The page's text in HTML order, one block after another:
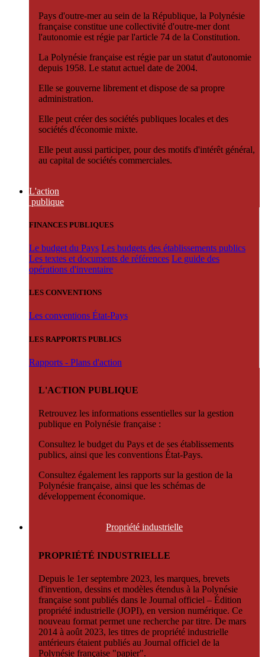
Pays d'outre-mer au sein de la République, la Polynésie
française constitue une collectivité d'outre-mer dont
l'autonomie est régie par l'article 74 de la Constitution.
La Polynésie française est régie par un statut d'autonomie
depuis 1958. Le statut actuel date de 2004.
Elle se gouverne librement et dispose de sa propre
administration.
Elle peut créer des sociétés publiques locales et des
sociétés d'économie mixte.
Elle peut aussi participer, pour des motifs d'intérêt général,
au capital de sociétés commerciales.
L'action
publique
FINANCES PUBLIQUES
Le budget du Pays Les budgets des établissements publics
Les textes et documents de références Le guide des
opérations d'inventaire
LES CONVENTIONS
Les conventions État-Pays
LES RAPPORTS PUBLICS
Rapports - Plans d'action
L'ACTION PUBLIQUE
Retrouvez les informations essentielles sur la gestion
publique en Polynésie française :
Consultez le budget du Pays et de ses établissements
publics, ainsi que les conventions État-Pays.
Consultez également les rapports sur la gestion de la
Polynésie française, ainsi que les schémas de
développement économique.
Propriété industrielle
PROPRIÉTÉ INDUSTRIELLE
Depuis le 1er septembre 2023, les marques, brevets
d'invention, dessins et modèles étendus à la Polynésie
française sont publiés dans le Journal officiel – Édition
propriété industrielle (JOPI), en version numérique. Ce
nouveau format permet une recherche par titre. De mars
2014 à août 2023, les titres de propriété industrielle
antérieurs étaient publiés au Journal officiel de la
Polynésie française "papier".